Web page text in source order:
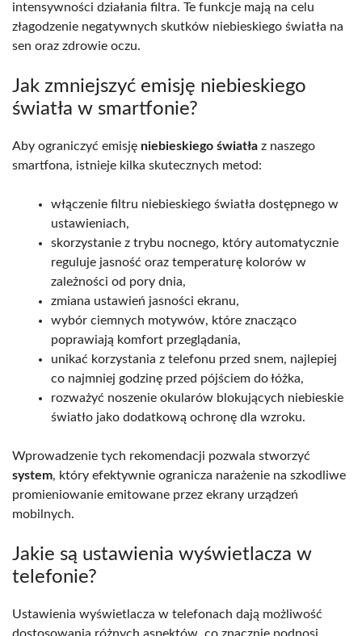
intensywności działania filtra. Te funkcje mają na celu
złagodzenie negatywnych skutków niebieskiego światła na
sen oraz zdrowie oczu.
Jak zmniejszyć emisję niebieskiego
światła w smartfonie?
Aby ograniczyć emisję niebieskiego światła z naszego
smartfona, istnieje kilka skutecznych metod:
włączenie filtru niebieskiego światła dostępnego w
ustawieniach,
skorzystanie z trybu nocnego, który automatycznie
reguluje jasność oraz temperaturę kolorów w
zależności od pory dnia,
zmiana ustawień jasności ekranu,
wybór ciemnych motywów, które znacząco
poprawiają komfort przeglądania,
unikać korzystania z telefonu przed snem, najlepiej
co najmniej godzinę przed pójściem do łóżka,
rozważyć noszenie okularów blokujących niebieskie
światło jako dodatkową ochronę dla wzroku.
Wprowadzenie tych rekomendacji pozwala stworzyć
system, który efektywnie ogranicza narażenie na szkodliwe
promieniowanie emitowane przez ekrany urządzeń
mobilnych.
Jakie są ustawienia wyświetlacza w
telefonie?
Ustawienia wyświetlacza w telefonach dają możliwość